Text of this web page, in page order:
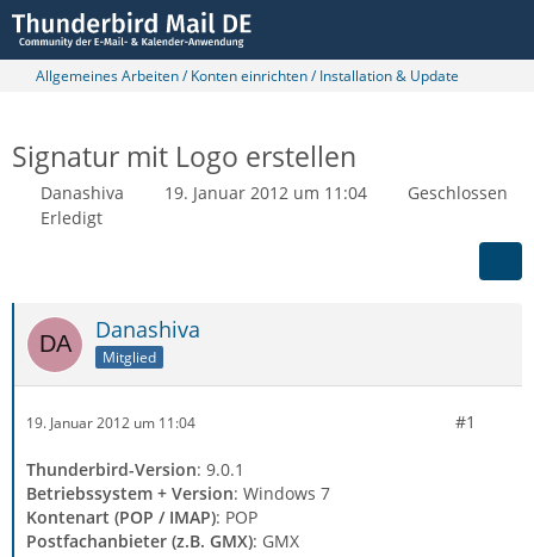
Allgemeines Arbeiten / Konten einrichten / Installation & Update
Signatur mit Logo erstellen
Danashiva 19. Januar 2012 um 11:04
Geschlossen
Erledigt
Danashiva
Mitglied
19. Januar 2012 um 11:04 #1
Thunderbird-Version: 9.0.1
Betriebssystem + Version: Windows 7
Kontenart (POP / IMAP): POP
Postfachanbieter (z.B. GMX): GMX